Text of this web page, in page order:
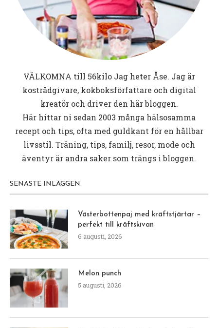
VÄLKOMNA till 56kiloJag heter Åse. Jag är
kostrådgivare, kokboksförfattare och digital
kreatör och driver den här bloggen.
Här hittar ni sedan 2003 många hälsosamma
recept och tips, ofta med guldkant för en hållbar
livsstil. Träning, tips, familj, resor, mode och
äventyr är andra saker som trängs i bloggen.
SENASTE INLÄGGEN
Västerbottenpaj med kräftstjärtar –
perfekt till kräftskivan
6 augusti, 2026
Melon punch
5 augusti, 2026